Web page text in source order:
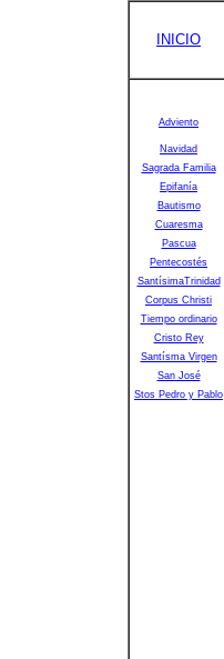
INICIO
Adviento
Navidad
Sagrada Familia
Epifanía
Bautismo
Cuaresma
Pascua
Pentecostés
SantísimaTrinidad
Corpus Christi
Tiempo ordinario
Cristo Rey
Santísma Virgen
San José
Stos Pedro y Pablo